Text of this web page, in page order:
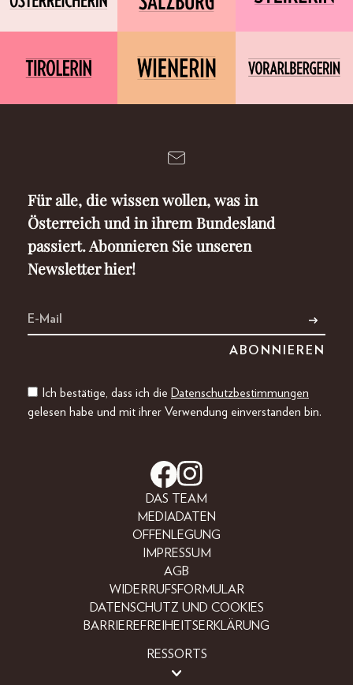
Für alle, die wissen wollen, was in
Österreich und in ihrem Bundesland
passiert. Abonnieren Sie unseren
Newsletter hier!
Ich bestätige, dass ich die Datenschutzbestimmungen
gelesen habe und mit ihrer Verwendung einverstanden bin.
DAS TEAM
MEDIADATEN
OFFENLEGUNG
IMPRESSUM
AGB
WIDERRUFSFORMULAR
DATENSCHUTZ UND COOKIES
BARRIEREFREIHEITSERKLÄRUNG
RESSORTS